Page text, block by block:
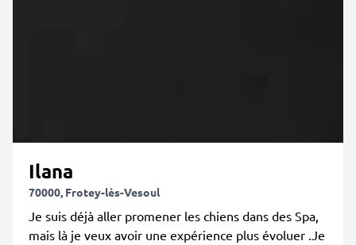
Ilana
70000, Frotey-lès-Vesoul
Je suis déjà aller promener les chiens dans des Spa,
mais là je veux avoir une expérience plus évoluer .Je